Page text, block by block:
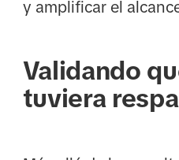
y amplificar el
Validando
tuviera